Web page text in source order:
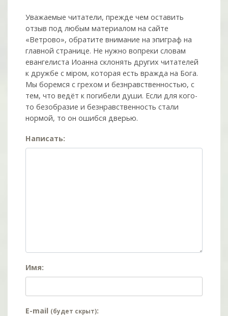
Уважаемые читатели, прежде чем оставить
отзыв под любым материалом на сайте
«Ветрово», обратите внимание на эпиграф на
главной странице. Не нужно вопреки словам
евангелиста Иоанна склонять других читателей
к дружбе с мiром, которая есть вражда на Бога.
Мы боремся с грехом и без­нрав­ствен­ностью, с
тем, что ведёт к погибели души. Если для кого-
то безобразие и безнравственность стали
нормой, то он ошибся дверью.
Написать:
Имя:
E-mail (будет скрыт):